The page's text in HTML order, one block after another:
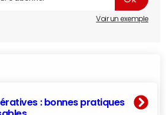
Voir un exemple
: bonnes pratiques